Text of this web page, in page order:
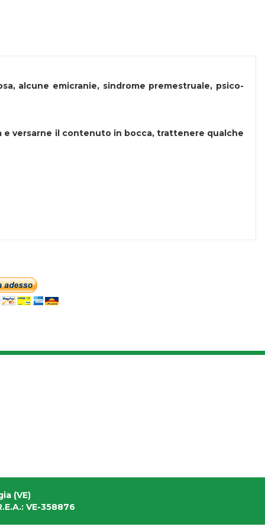
alcune emicranie, sindrome premestruale, psico-
e versarne il contenuto in bocca, trattenere qualche
(VE)
VE-358876